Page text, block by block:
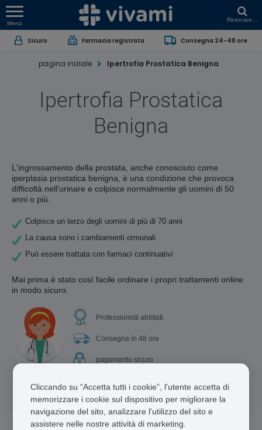
Menù
Ricercare...
Sicuro Farmacia registrata Consegna 24-48 ore
pagina iniziale Ipertrofia Prostatica Benigna
Ipertrofia Prostatica
Benigna
L'ingrossamento della prostata, anche conosciuto come
iperplasia prostatica benigna, è una condizione che provoca
difficoltà nell'urinare e colpisce normalmente gli uomini di 50
anni o più.
Colpisce un terzo degli uomini di più di 70 anni
La causa sono i cambiamenti ormonali
Può essere trattata con farmaci continuativi
Mai prima è stato così facile ordinare i propri trattamenti online
in modo sicuro.
Professionisti abilitati
Consegna in 48 ore
pagamento sicuro
Cliccando su “Accetta tutti i cookie”, l'utente accetta di
memorizzare i cookie sul dispositivo per migliorare la
navigazione del sito, analizzare l'utilizzo del sito e
assistere nelle nostre attività di marketing.